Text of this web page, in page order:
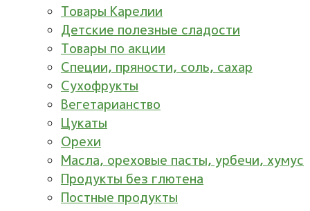
Товары Карелии
Детские полезные сладости
Товары по акции
Специи, пряности, соль, сахар
Сухофрукты
Вегетарианство
Цукаты
Орехи
Масла, ореховые пасты, урбечи, хумус
Продукты без глютена
Постные продукты